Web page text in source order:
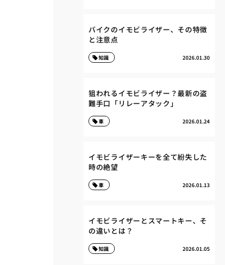
バイクのイモビライザー、その特徴
と注意点
2026.01.30
知識
狙われるイモビライザー？最新の盗
難手口「リレーアタック」
2026.01.24
車
イモビライザーキーを全て紛失した
時の絶望
2026.01.13
車
イモビライザーとスマートキー、そ
の違いとは？
2026.01.05
知識